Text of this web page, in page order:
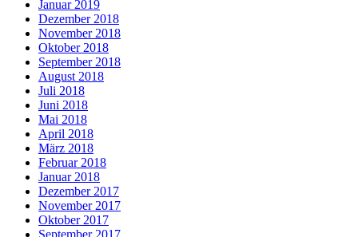
Januar 2019
Dezember 2018
November 2018
Oktober 2018
September 2018
August 2018
Juli 2018
Juni 2018
Mai 2018
April 2018
März 2018
Februar 2018
Januar 2018
Dezember 2017
November 2017
Oktober 2017
September 2017